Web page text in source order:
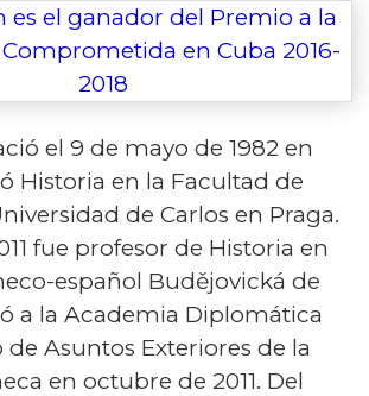
el 9 de mayo de 1982 en
Historia en la Facultad de
de Carlos en Praga.
fue profesor de Historia en
español Budějovická de
a la Academia Diplomática
Asuntos Exteriores de la
en octubre de 2011. Del